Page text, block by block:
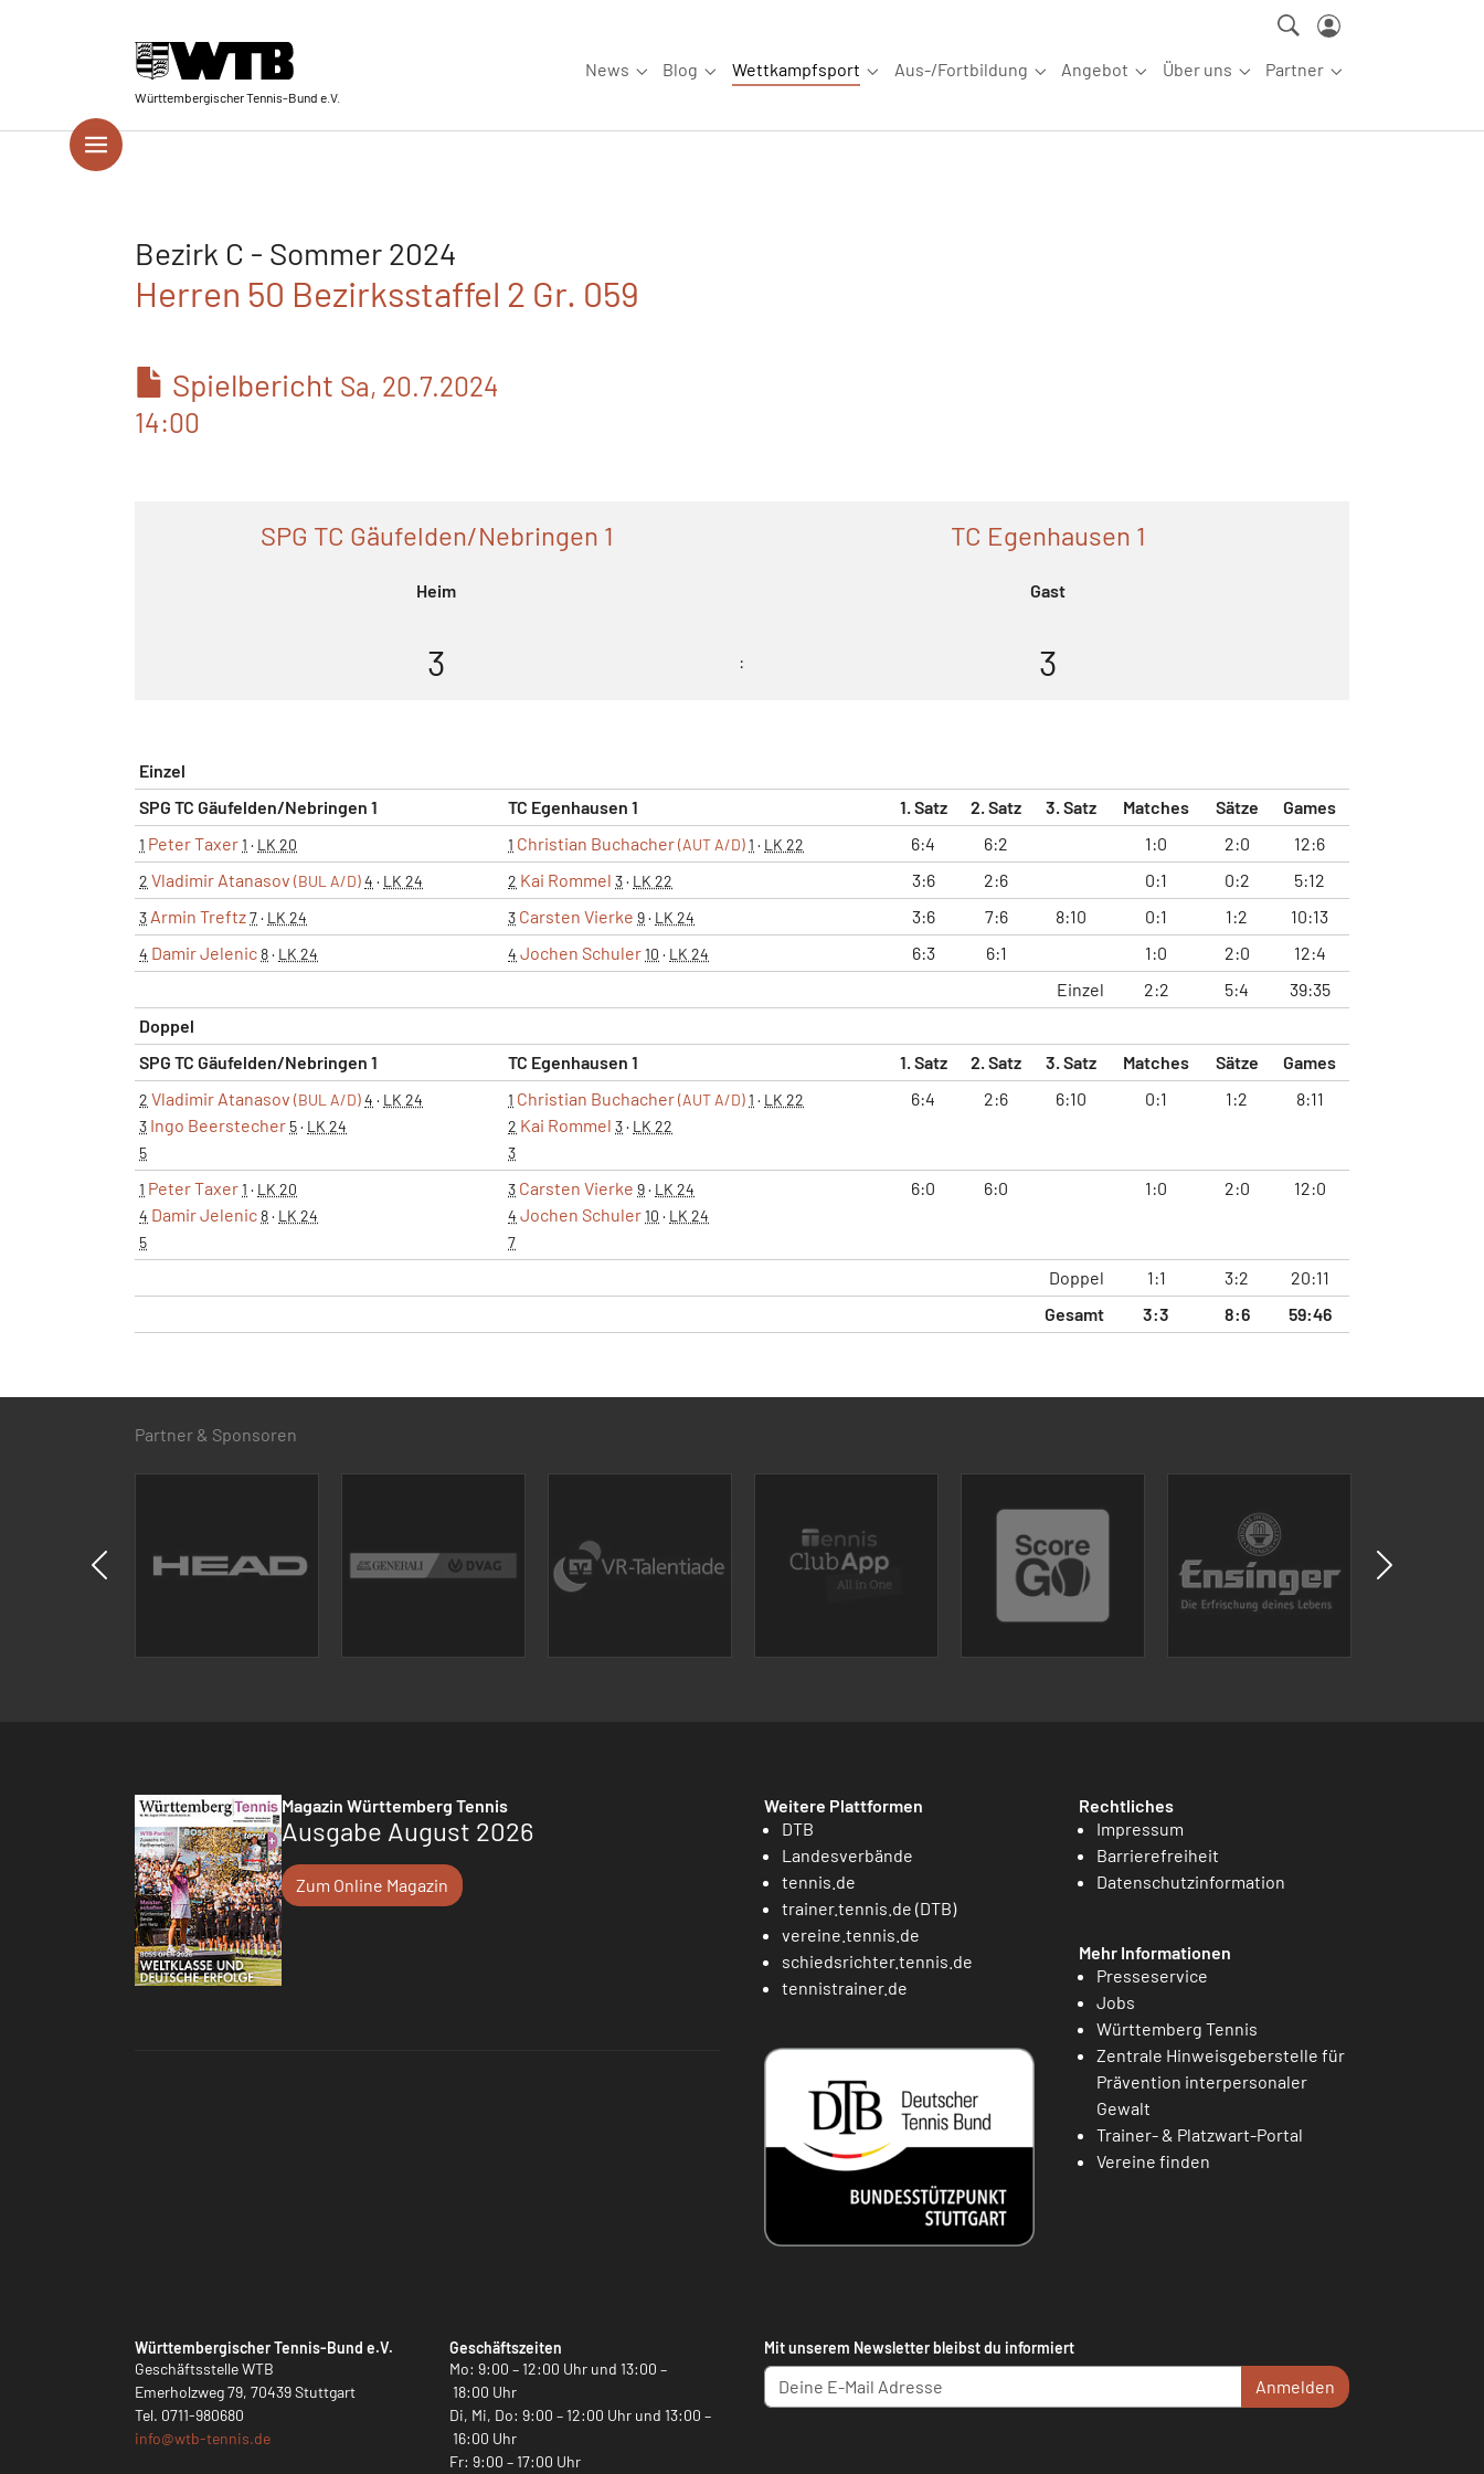
Württembergischer Tennis-Bund e.V.
News
Submenu for "News"
Blog
Submenu for "Blog"
Wettkampfsport
Submenu for "Wettkampfsport"
Aus-/Fortbildung
Submenu for "Aus-/Fortbildung"
Angebot
Submenu for "Angebot"
Über uns
Submenu for "Über uns"
Partner
Submenu for
Bezirk C - Sommer 2024
Herren 50 Bezirksstaffel 2 Gr. 059
Spielbericht Sa, 20.7.2024
14:00
SPG TC Gäufelden/Nebringen 1
Heim
TC Egenhausen 1
Gast
3 : 3
Einzel
SPG TC Gäufelden/Nebringen 1
TC Egenhausen 1 1. Satz 2. Satz 3. Satz Matches Sätze Games
1 Peter Taxer1 · LK 20 1 Christian Buchacher(AUT A/D)1 · LK 22 6:4 6:2 1:0 2:0 12:6
2 Vladimir Atanasov (BUL A/D)4 · LK 24 2 Kai Rommel 3· LK 22 3:6 2:6 0:1 0:2 5:12
3 Armin Treftz7· LK 24 3 Carsten Vierke 9· LK 24 3:6 7:6 8:10 0:1 1:2 10:13
4 Damir Jelenic8· LK 24 4 Jochen Schuler10 · LK 24 6:3 6:1 1:0 2:0
12:4
Einzel
2:2 5:4
39:35
Doppel
SPG TC Gäufelden/Nebringen 1
TC Egenhausen 1 1. Satz 2. Satz 3. Satz Matches Sätze Games
2 Vladimir Atanasov (BUL A/D)4 · LK 24
3 Ingo Beerstecher 5· LK 24
5
1 Christian Buchacher(AUT A/D)1 · LK 22
2 Kai Rommel 3· LK 22
3
6:4 2:6 6:10 0:1 1:2 8:11
1 Peter Taxer1 · LK 20
4 Damir Jelenic8· LK 24
5
3 Carsten Vierke 9· LK 24
4 Jochen Schuler10 · LK 24
7
6:0 6:0 1:0 2:0 12:0
Doppel 1:1 3:2
20:11
Gesamt
3:3 8:6 59:46
Partner & Sponsoren
Magazin Württemberg Tennis
Ausgabe August 2026
Zum Online Magazin
Weitere Plattformen
DTB
Landesverbände
tennis.de
trainer.tennis.de (DTB)
vereine.tennis.de
schiedsrichter.tennis.de
tennistrainer.de
Rechtliches
Impressum
Barrierefreiheit
Datenschutzinformation
Mehr Informationen
Presseservice
Jobs
Württemberg Tennis
Zentrale Hinweisgeberstelle für
Prävention interpersonaler
Gewalt
Trainer- & Platzwart-Portal
Vereine finden
Württembergischer Tennis-Bund e.V.
Geschäftsstelle WTB
Emerholzweg 79, 70439 Stuttgart
Tel. 0711-980680
info@wtb-tennis.de
Geschäftszeiten
Mo: 9:00 – 12:00 Uhr und 13:00 –
18:00 Uhr
Di, Mi, Do: 9:00 – 12:00 Uhr und 13:00 –
16:00 Uhr
Fr: 9:00 – 17:00 Uhr
Mit unserem Newsletter bleibst du informiert
Anmelden